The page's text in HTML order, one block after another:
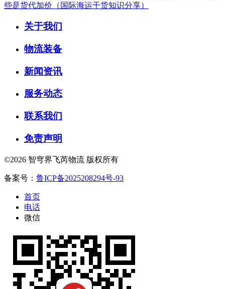
些是货代加价（国际海运干货知识分享）
关于我们
物流装备
新闻资讯
服务动态
联系我们
免责声明
©2026 智穹界飞芮物流 版权所有
备案号： 鲁ICP备2025208294号-93
首页
电话
微信